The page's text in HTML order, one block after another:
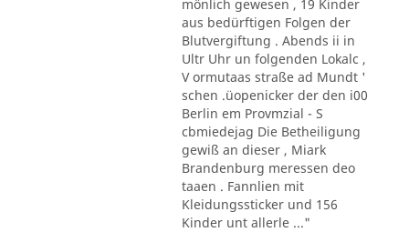
mönlich gewesen , 19 Kinder
aus bedürftigen Folgen der
Blutvergiftung . Abends ii in
Ultr Uhr un folgenden Lokalc ,
V ormutaas straße ad Mundt '
schen .üopenicker der den i00
Berlin em Provmzial - S
cbmiedejag Die Betheiligung
gewiß an dieser , Miark
Brandenburg meressen deo
taaen . Fannlien mit
Kleidungssticker und 156
Kinder unt allerle ..."